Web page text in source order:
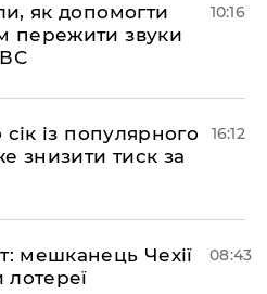
як допомогти
пережити звуки
10:16
із популярного
знизити тиск за
16:12
мешканець Чехії
лотереї
08:43